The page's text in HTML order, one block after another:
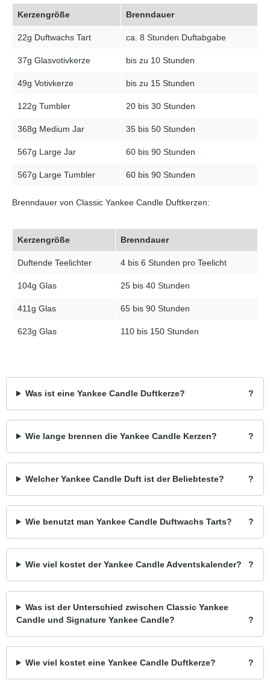
Kerzengröße Brenndauer
22g Duftwachs Tart ca. 8 Stunden Duftabgabe
37g Glasvotivkerze bis zu 10 Stunden
49g Votivkerze bis zu 15 Stunden
122g Tumbler 20 bis 30 Stunden
368g Medium Jar 35 bis 50 Stunden
567g Large Jar 60 bis 90 Stunden
567g Large Tumbler 60 bis 90 Stunden
Brenndauer von Classic Yankee Candle Duftkerzen:
Kerzengröße Brenndauer
Duftende Teelichter 4 bis 6 Stunden pro Teelicht
104g Glas 25 bis 40 Stunden
411g Glas 65 bis 90 Stunden
623g Glas 110 bis 150 Stunden
Was ist eine Yankee Candle Duftkerze?
Wie lange brennen die Yankee Candle Kerzen?
Welcher Yankee Candle Duft ist der Beliebteste?
Wie benutzt man Yankee Candle Duftwachs Tarts?
Wie viel kostet der Yankee Candle Adventskalender?
Was ist der Unterschied zwischen Classic Yankee
Candle und Signature Yankee Candle?
Wie viel kostet eine Yankee Candle Duftkerze?